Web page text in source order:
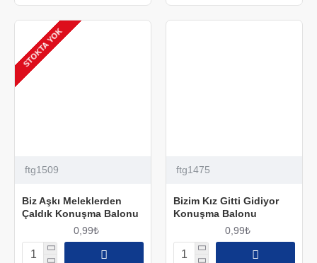
STOKTA YOK
ftg1509
Biz Aşkı Meleklerden
Çaldık Konuşma Balonu
0,99₺
ftg1475
Bizim Kız Gitti Gidiyor
Konuşma Balonu
0,99₺